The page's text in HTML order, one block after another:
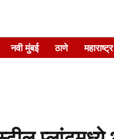
नवी मुंबई ठाणे महाराष्ट्र